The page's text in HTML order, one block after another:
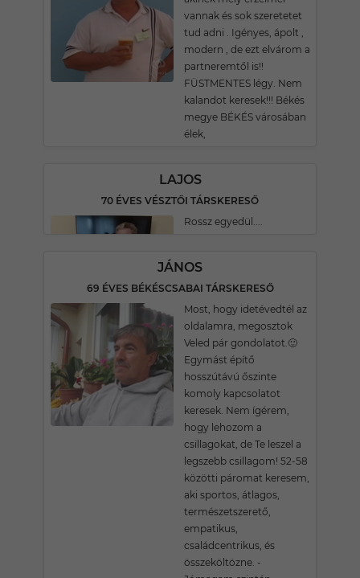
vannak és sok szeretetet
tud adni . Igényes, ápolt ,
modern , de ezt elvárom a
partneremtől is!!
FÜSTMENTES légy. Nem
kalandot keresek!!! Békés
megye BÉKÉS városában
élek,
LAJOS
70 ÉVES VÉSZTŐI TÁRSKERESŐ
Rossz egyedül....
JÁNOS
69 ÉVES BÉKÉSCSABAI TÁRSKERESŐ
Most, hogy idetévedtél az
oldalamra, megosztok
Veled pár gondolatot.🙂
Egymást építő
hosszútávú őszinte
komoly kapcsolatot
keresek. Nem ígérem,
hogy lehozom a
csillagokat, de Te leszel a
legszebb csillagom! 52-58
közötti páromat keresem,
aki sportos, átlagos,
természetszerető,
empatikus,
családcentrikus, és
összeköltözne. -